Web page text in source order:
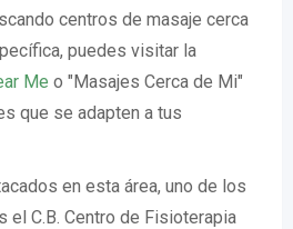
centros de masaje cerca
puedes visitar la
Me o "Masajes Cerca de Mi"
que se adapten a tus
en esta área, uno de los
el C.B. Centro de Fisioterapia